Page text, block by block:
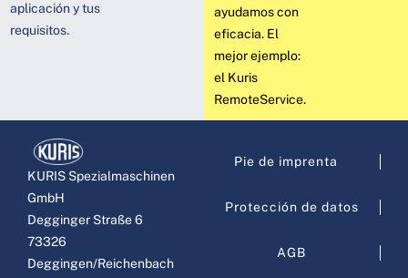
aplicación y tus
requisitos.
ayudamos con
eficacia. El
mejor ejemplo:
el Kuris
RemoteService.
KURIS Spezialmaschinen
GmbH
Degginger Straße 6
73326
Deggingen/Reichenbach
Pie de imprenta
Protección de datos
AGB